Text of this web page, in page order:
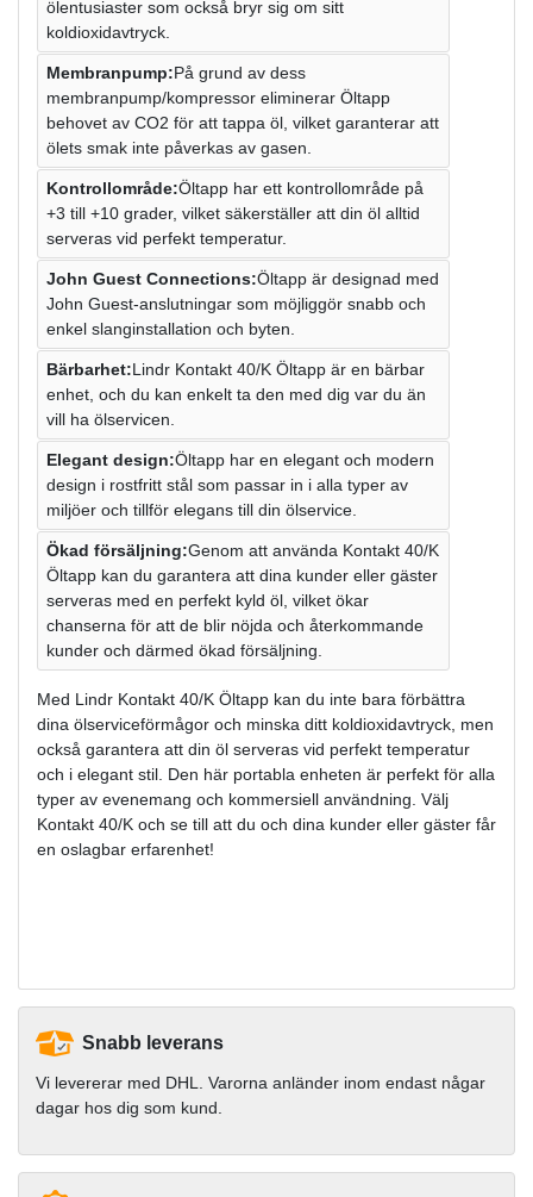
ölentusiaster som också bryr sig om sitt
koldioxidavtryck.
Membranpump:På grund av dess
membranpump/kompressor eliminerar Öltapp
behovet av CO2 för att tappa öl, vilket garanterar att
ölets smak inte påverkas av gasen.
Kontrollområde:Öltapp har ett kontrollområde på
+3 till +10 grader, vilket säkerställer att din öl alltid
serveras vid perfekt temperatur.
John Guest Connections:Öltapp är designad med
John Guest-anslutningar som möjliggör snabb och
enkel slanginstallation och byten.
Bärbarhet:Lindr Kontakt 40/K Öltapp är en bärbar
enhet, och du kan enkelt ta den med dig var du än
vill ha ölservicen.
Elegant design:Öltapp har en elegant och modern
design i rostfritt stål som passar in i alla typer av
miljöer och tillför elegans till din ölservice.
Ökad försäljning:Genom att använda Kontakt 40/K
Öltapp kan du garantera att dina kunder eller gäster
serveras med en perfekt kyld öl, vilket ökar
chanserna för att de blir nöjda och återkommande
kunder och därmed ökad försäljning.
Med Lindr Kontakt 40/K Öltapp kan du inte bara förbättra
dina ölserviceförmågor och minska ditt koldioxidavtryck, men
också garantera att din öl serveras vid perfekt temperatur
och i elegant stil. Den här portabla enheten är perfekt för alla
typer av evenemang och kommersiell användning. Välj
Kontakt 40/K och se till att du och dina kunder eller gäster får
en oslagbar erfarenhet!
Snabb leverans
Vi levererar med DHL. Varorna anländer inom endast någar
dagar hos dig som kund.